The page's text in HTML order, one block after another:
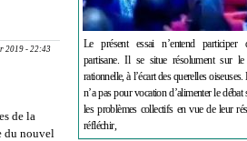
2019 - 22:43
de la
du nouvel
Le présent essai n’entend participer
partisane. Il se situe résolument sur le
rationnelle, à l’écart des querelles
n’a pas pour vocation d’alimenter le débat
les problèmes collectifs en vue de leur
réfléchir,